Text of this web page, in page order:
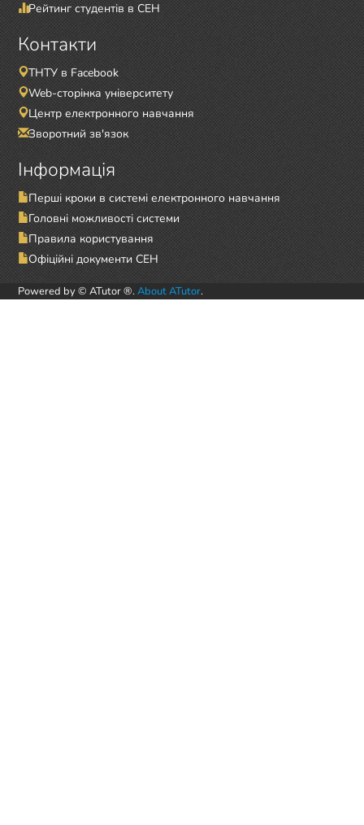
Рейтинг студентів в СЕН
Контакти
ТНТУ в Facebook
Web-сторінка університету
Центр електронного навчання
Зворотний зв'язок
Інформація
Перші кроки в системі електронного навчання
Головні можливості системи
Правила користування
Офіційні документи СЕН
Powered by © ATutor ®. About ATutor.